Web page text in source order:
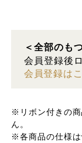
＜全部のも
会員登録後
会員登録は
※リボン付きの商
ん。
※各商品の仕様は